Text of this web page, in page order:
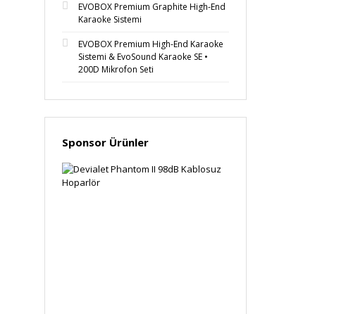
EVOBOX Premium Graphite High-End
Karaoke Sistemi
EVOBOX Premium High-End Karaoke
Sistemi & EvoSound Karaoke SE •
200D Mikrofon Seti
Sponsor Ürünler